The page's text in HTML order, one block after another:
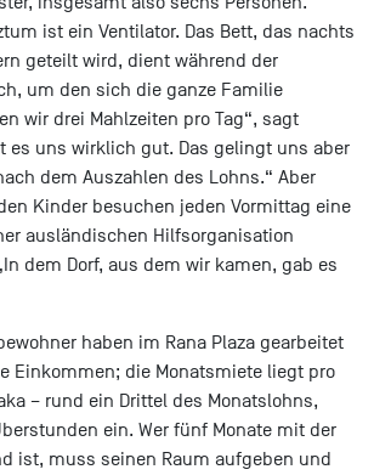
ist ein Ventilator. Das Bett, das nachts
geteilt wird, dient während der
um den sich die ganze Familie
wir drei Mahlzeiten pro Tag“, sagt
es uns wirklich gut. Das gelingt uns aber
dem Auszahlen des Lohns.“ Aber
Kinder besuchen jeden Vormittag eine
ausländischen Hilfsorganisation
dem Dorf, aus dem wir kamen, gab es
haben im Rana Plaza gearbeitet
Einkommen; die Monatsmiete liegt pro
– rund ein Drittel des Monatslohns,
ein. Wer fünf Monate mit der
ist, muss seinen Raum aufgeben und